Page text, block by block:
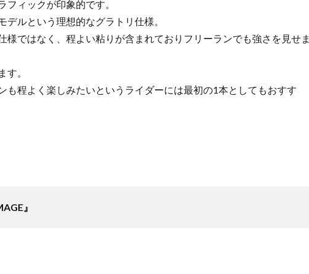
ィックが印象的です。
ルという理想的なグラトリ仕様。
様ではなく、程よい粘りが含まれておりフリーランでも強さを見せま
す。
も程よく楽しみたいというライダーには最初の1本としてもおすす
』